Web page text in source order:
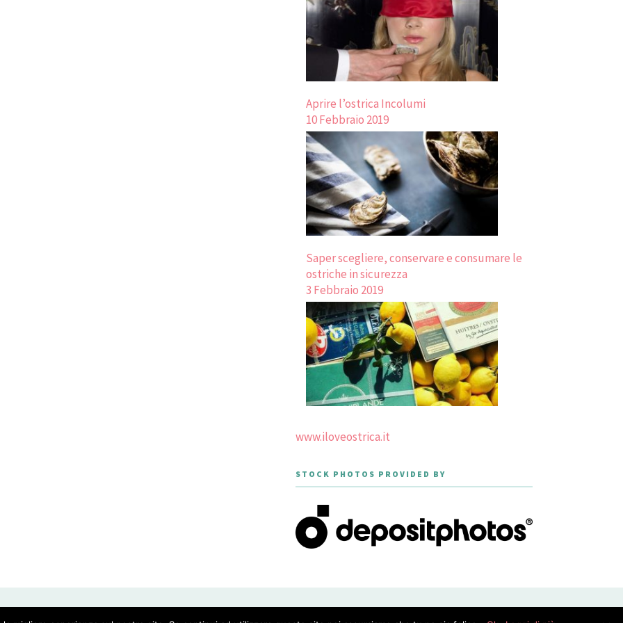
Aprire l’ostrica Incolumi
10 Febbraio 2019
Saper scegliere, conservare e consumare le
ostriche in sicurezza
3 Febbraio 2019
www.iloveostrica.it
STOCK PHOTOS PROVIDED BY